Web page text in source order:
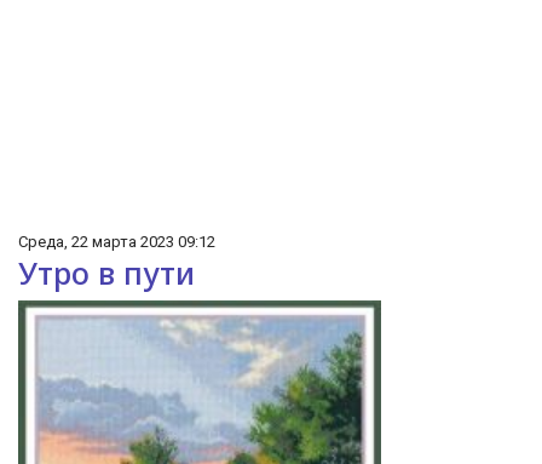
Среда, 22 марта 2023 09:12
Утро в пути